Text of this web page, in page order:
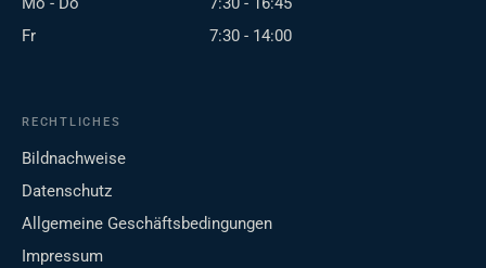
Fr
7:30 - 14:00
RECHTLICHES
Bildnachweise
Datenschutz
Allgemeine Geschäftsbedingungen
Impressum